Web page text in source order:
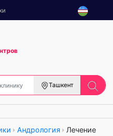
Ташкент
Андрология
Лечение